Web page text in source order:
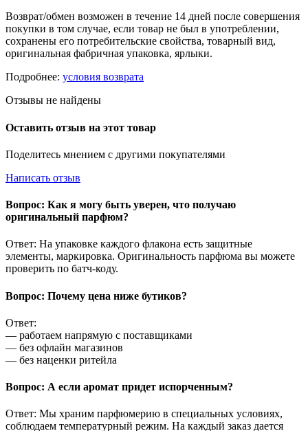
Возврат/обмен возможен в течение 14 дней после совершения
покупки в том случае, если товар не был в употреблении,
сохранены его потребительские свойства, товарный вид,
оригинальная фабричная упаковка, ярлыки.
Подробнее: условия возврата
Отзывы не найдены
Оставить отзыв на этот товар
Поделитесь мнением с другими покупателями
Написать отзыв
Вопрос: Как я могу быть уверен, что получаю
оригинальный парфюм?
Ответ: На упаковке каждого флакона есть защитные
элементы, маркировка. Оригинальность парфюма вы можете
проверить по батч-коду.
Вопрос: Почему цена ниже бутиков?
Ответ:
— работаем напрямую с поставщиками
— без офлайн магазинов
— без наценки ритейла
Вопрос: А если аромат придет испорченным?
Ответ: Мы храним парфюмерию в специальных условиях,
соблюдаем температурный режим. На каждый заказ дается